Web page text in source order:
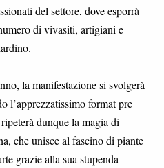
del settore, dove esporrà
di vivasiti, artigiani e
la manifestazione si svolgerà
l’apprezzatissimo format pre
dunque la magia di
che unisce al fascino di piante
grazie alla sua stupenda